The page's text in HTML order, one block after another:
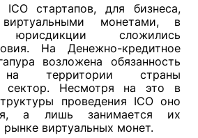
стартапов, для бизнеса,
монетами, в
юрисдикции сложились
На Денежно-кредитное
возложена обязанность
на территории страны
сектор. Несмотря на это в
проведения ICO оно
а лишь занимается их
виртуальных монет.